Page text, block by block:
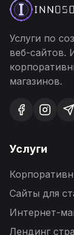
Услуги по
веб-сайтов.
магазинов.
Услуги
Сайты для
Интернет-
Лендинг